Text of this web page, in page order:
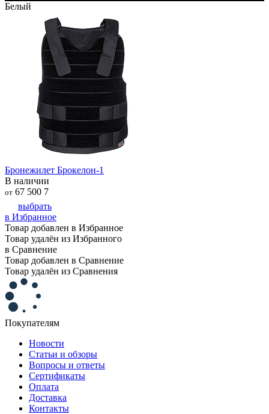
Белый
Бронежилет Брокелон-1
В наличии
от 67 500 7
выбрать
в Избранное
Товар добавлен в Избранное
Товар удалён из Избранного
в Сравнение
Товар добавлен в Сравнение
Товар удалён из Сравнения
Покупателям
Новости
Статьи и обзоры
Вопросы и ответы
Сертификаты
Оплата
Доставка
Контакты